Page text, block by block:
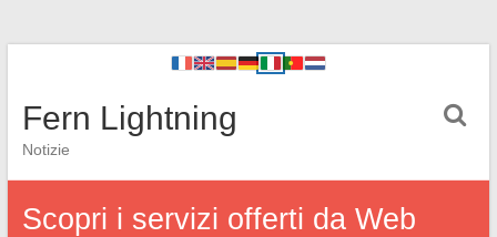
Fern Lightning
Notizie
Scopri i servizi offerti da Web